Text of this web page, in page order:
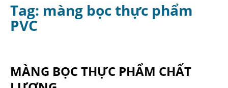
Tag: màng bọc thực phẩm
PVC
MÀNG BỌC THỰC PHẨM CHẤT